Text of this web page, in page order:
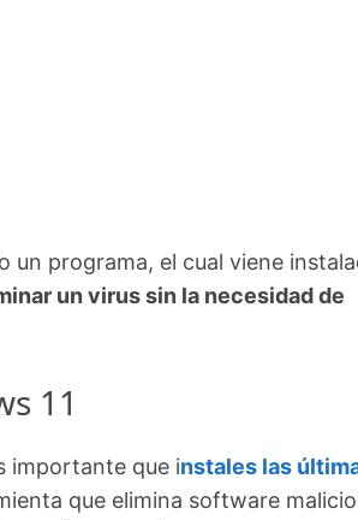
un programa, el cual viene
un virus sin la necesidad de
11
importante que instales las
que elimina software